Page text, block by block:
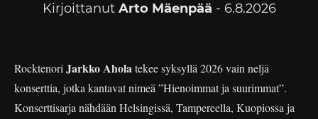
Kirjoittanut Arto Mäenpää - 6.8.2026
RocktenoriJarkko Aholatekee syksyllä 2026 vain neljä
konserttia, jotka kantavat nimeä ”Hienoimmat ja suurimmat”.
Konserttisarja nähdään Helsingissä, Tampereella, Kuopiossa ja